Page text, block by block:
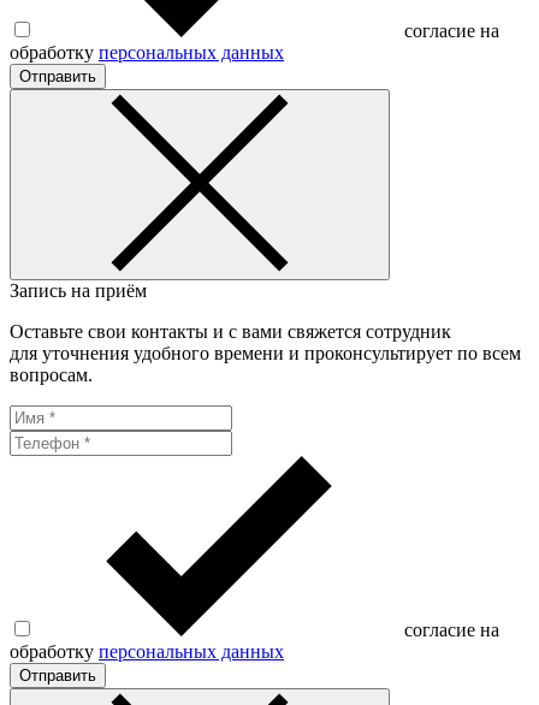
согласие на
обработку персональных данных
Отправить
Запись на приём
Оставьте свои контакты и с вами свяжется сотрудник
для уточнения удобного времени и проконсультирует по всем
вопросам.
согласие на
обработку персональных данных
Отправить